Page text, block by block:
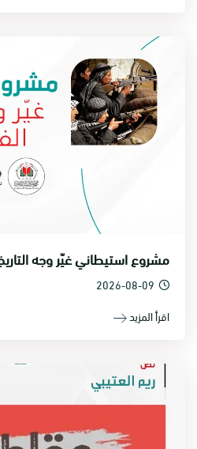
مشروع استيطاني غيّر وجه
2026-08-09
اقرأ المزيد